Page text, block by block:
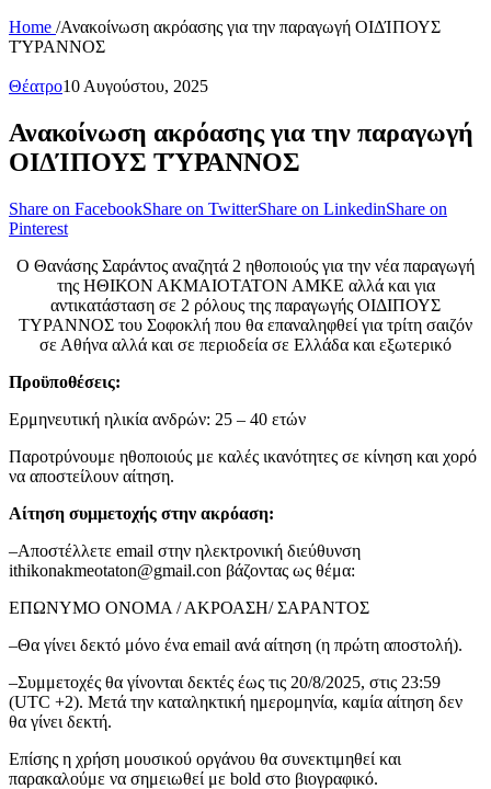
Home /Ανακοίνωση ακρόασης για την παραγωγή ΟΙΔΊΠΟΥΣ
ΤΎΡΑΝΝΟΣ
Θέατρο10 Αυγούστου, 2025
Ανακοίνωση ακρόασης για την παραγωγή
ΟΙΔΊΠΟΥΣ ΤΎΡΑΝΝΟΣ
Share on FacebookShare on TwitterShare on LinkedinShare on
Pinterest
O Θανάσης Σαράντος αναζητά 2 ηθοποιούς για την νέα παραγωγή
της ΗΘΙΚΟΝ ΑΚΜΑΙΟΤΑΤΟΝ ΑΜΚΕ αλλά και για
αντικατάσταση σε 2 ρόλους της παραγωγής ΟΙΔΙΠΟΥΣ
ΤΥΡΑΝΝΟΣ του Σοφοκλή που θα επαναληφθεί για τρίτη σαιζόν
σε Αθήνα αλλά και σε περιοδεία σε Ελλάδα και εξωτερικό
Προϋποθέσεις:
Ερμηνευτική ηλικία ανδρών: 25 – 40 ετών
Παροτρύνουμε ηθοποιούς με καλές ικανότητες σε κίνηση και χορό
να αποστείλουν αίτηση.
Αίτηση συμμετοχής στην ακρόαση:
–Αποστέλλετε email στην ηλεκτρονική διεύθυνση
ithikonakmeotaton@gmail.con βάζοντας ως θέμα:
ΕΠΩΝΥΜΟ ΟΝΟΜΑ / ΑΚΡΟΑΣΗ/ ΣΑΡΑΝΤΟΣ
–Θα γίνει δεκτό μόνο ένα email ανά αίτηση (η πρώτη αποστολή).
–Συμμετοχές θα γίνονται δεκτές έως τις 20/8/2025, στις 23:59
(UTC +2). Μετά την καταληκτική ημερομηνία, καμία αίτηση δεν
θα γίνει δεκτή.
Επίσης η χρήση μουσικού οργάνου θα συνεκτιμηθεί και
παρακαλούμε να σημειωθεί με bold στο βιογραφικό.